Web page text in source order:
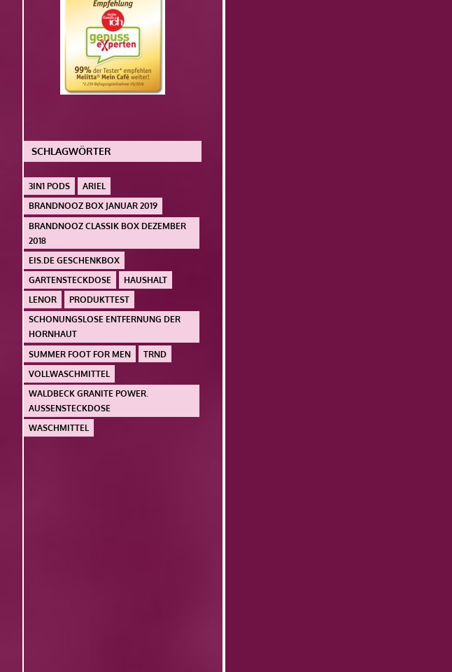
SCHLAGWÖRTER
3IN1 PODS
ARIEL
BRANDNOOZ BOX JANUAR 2019
BRANDNOOZ CLASSIK BOX DEZEMBER
2018
EIS.DE GESCHENKBOX
GARTENSTECKDOSE
HAUSHALT
LENOR
PRODUKTTEST
SCHONUNGSLOSE ENTFERNUNG DER
HORNHAUT
SUMMER FOOT FOR MEN
TRND
VOLLWASCHMITTEL
WALDBECK GRANITE POWER.
AUSSENSTECKDOSE
WASCHMITTEL